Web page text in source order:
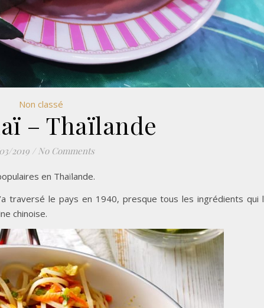
Non classé
– Thaïlande
2019 / No Comments
en Thaïlande.
traversé le pays en 1940, presque tous les ingrédients qui
chinoise.